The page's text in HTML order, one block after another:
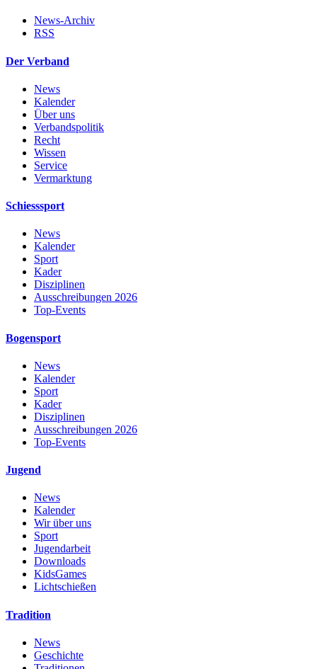
News-Archiv
RSS
Der Verband
News
Kalender
Über uns
Verbandspolitik
Recht
Wissen
Service
Vermarktung
Schiesssport
News
Kalender
Sport
Kader
Disziplinen
Ausschreibungen 2026
Top-Events
Bogensport
News
Kalender
Sport
Kader
Disziplinen
Ausschreibungen 2026
Top-Events
Jugend
News
Kalender
Wir über uns
Sport
Jugendarbeit
Downloads
KidsGames
Lichtschießen
Tradition
News
Geschichte